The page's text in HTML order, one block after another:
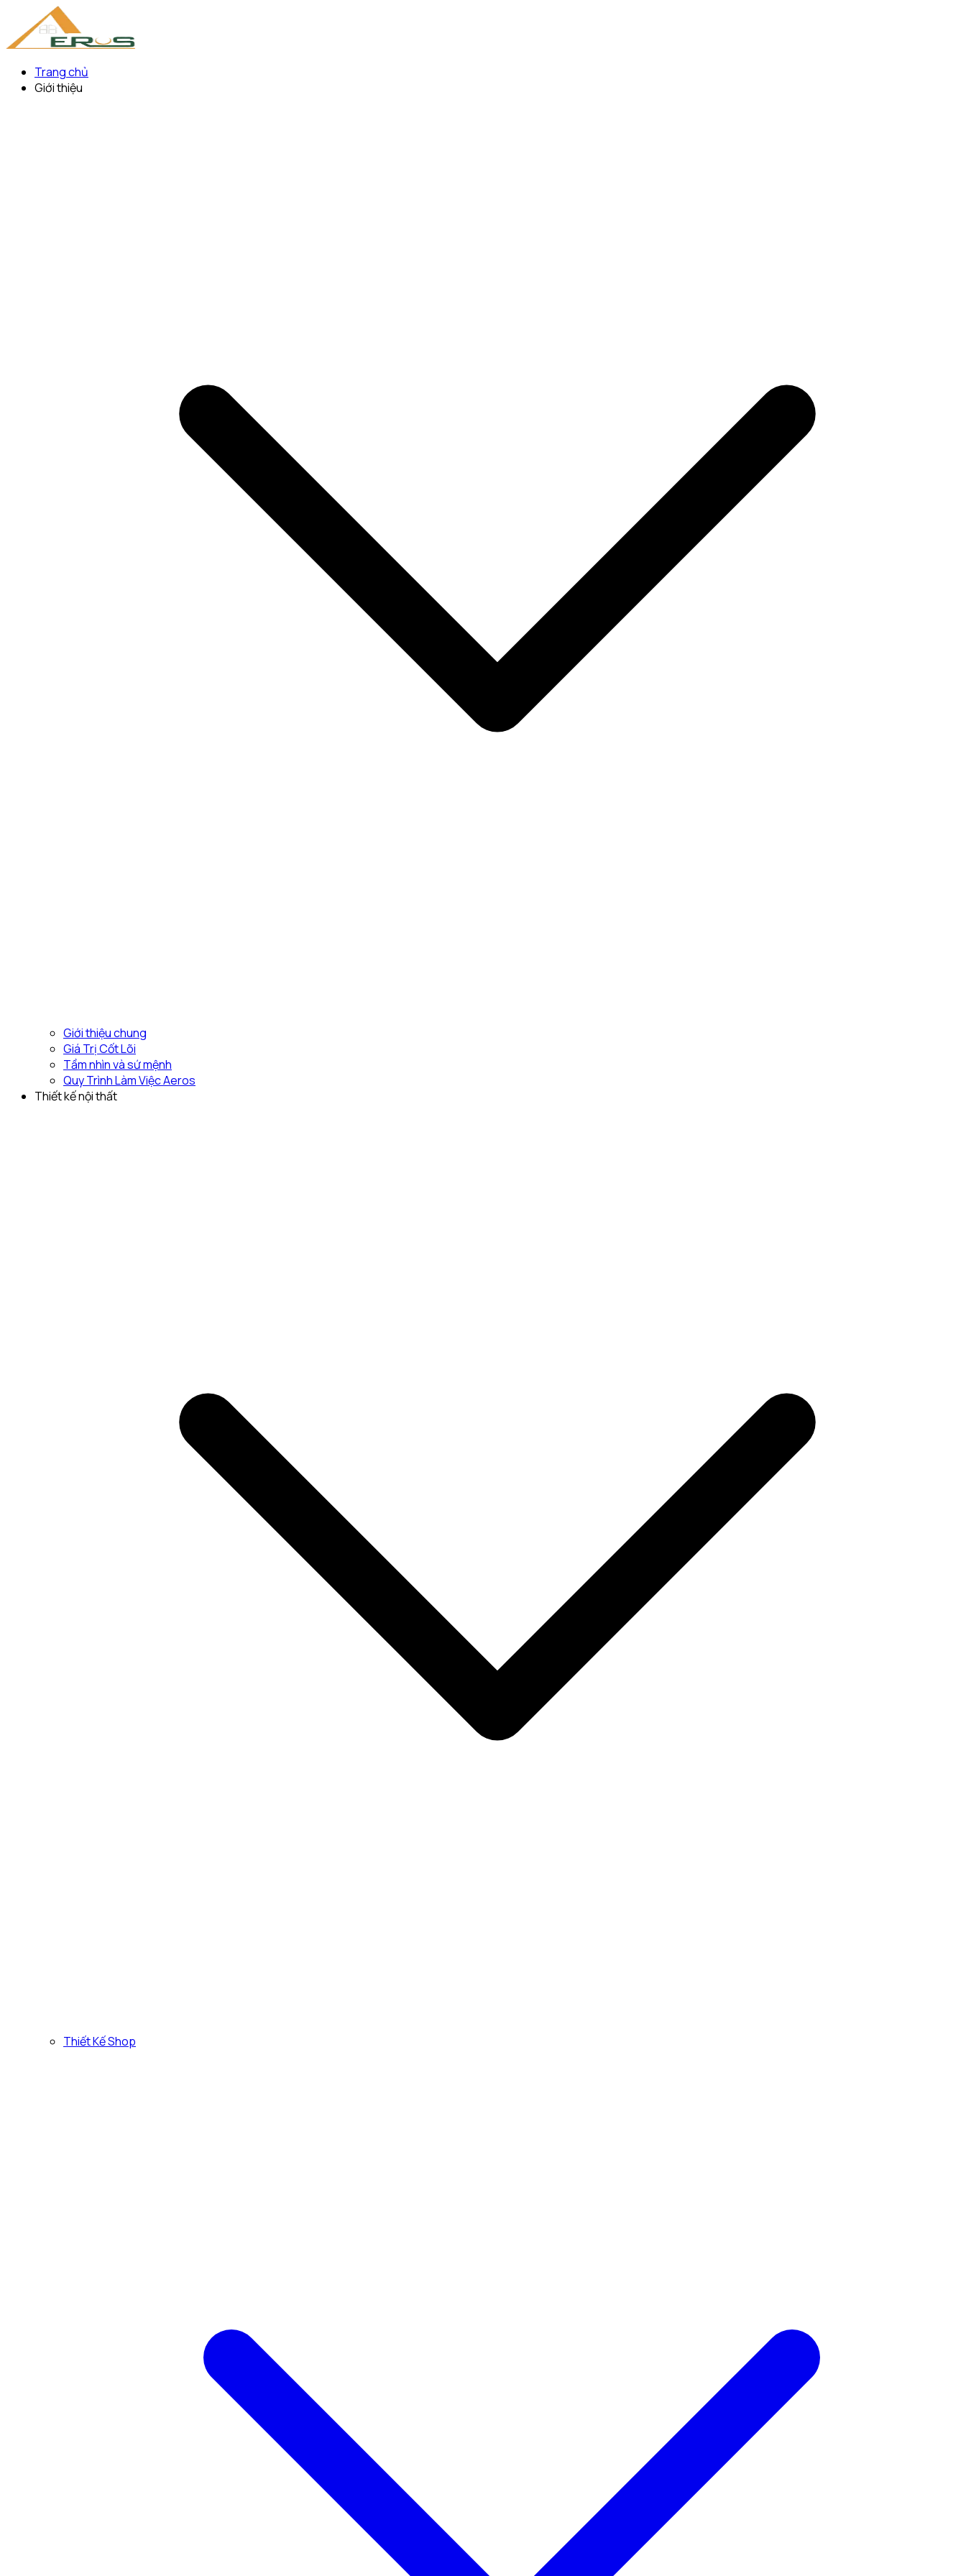
Trang chủ
Giới thiệu
Giới thiệu chung
Giá Trị Cốt Lõi
Tầm nhìn và sứ mệnh
Quy Trình Làm Việc Aeros
Thiết kế nội thất
Thiết Kế Shop